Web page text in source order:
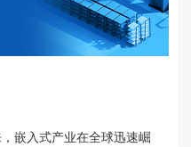
嵌入式产业在全球迅速崛